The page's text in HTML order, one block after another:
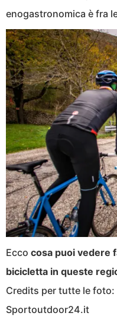
enogastronomica è fra
Ecco cosa puoi vedere
bicicletta in queste
Credits per tutte le foto:
Sportoutdoor24.it